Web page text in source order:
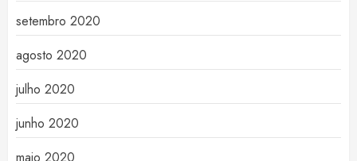
setembro 2020
agosto 2020
julho 2020
junho 2020